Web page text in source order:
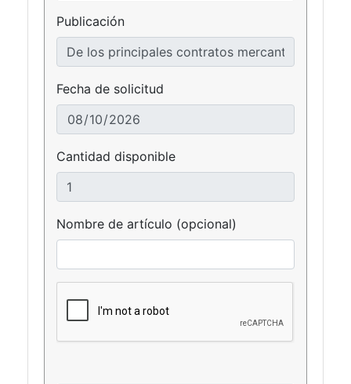
Publicación
Fecha de solicitud
Cantidad disponible
Nombre de artículo (opcional)